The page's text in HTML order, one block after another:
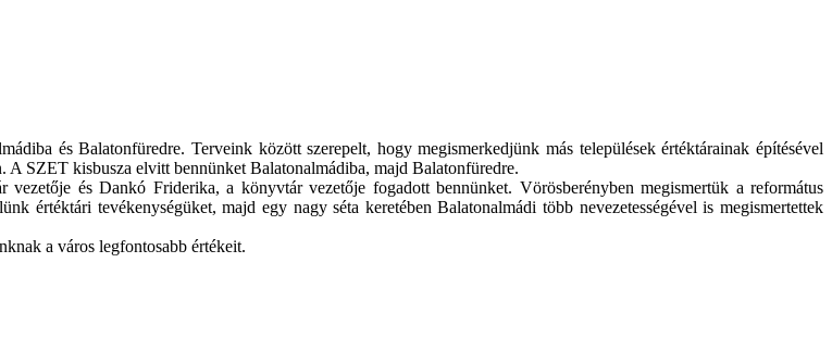
és Balatonfüredre. Terveink között szerepelt, hogy megismerkedjünk más települések értéktárainak építésével
A SZET kisbusza elvitt bennünket Balatonalmádiba, majd Balatonfüredre.
és Dankó Friderika, a könyvtár vezetője fogadott bennünket. Vörösberényben megismertük a református
értéktári tevékenységüket, majd egy nagy séta keretében Balatonalmádi több nevezetességével is megismertettek
a város legfontosabb értékeit.